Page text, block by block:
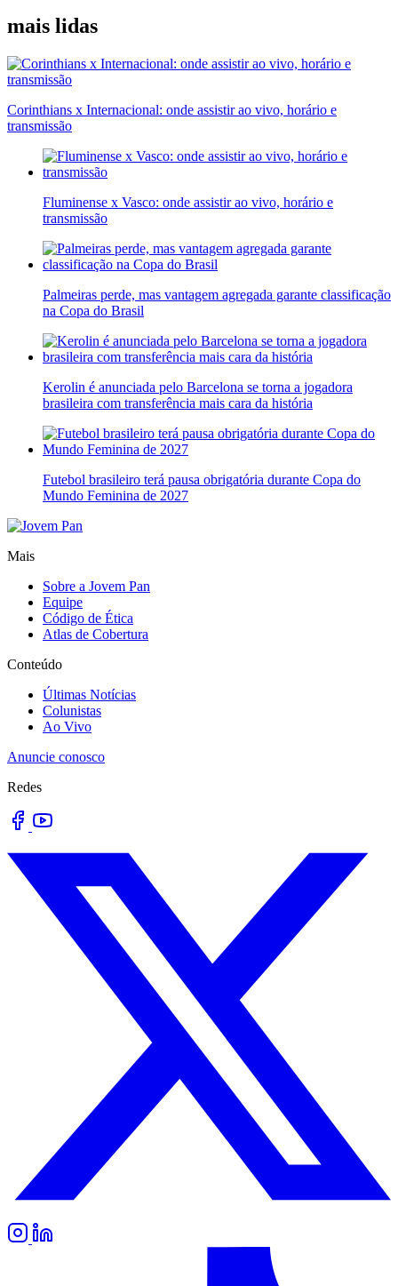
mais lidas
Corinthians x Internacional: onde assistir ao vivo, horário e
transmissão
Fluminense x Vasco: onde assistir ao vivo, horário e
transmissão
Palmeiras perde, mas vantagem agregada garante classificação
na Copa do Brasil
Kerolin é anunciada pelo Barcelona se torna a jogadora
brasileira com transferência mais cara da história
Futebol brasileiro terá pausa obrigatória durante Copa do
Mundo Feminina de 2027
Mais
Sobre a Jovem Pan
Equipe
Código de Ética
Atlas de Cobertura
Conteúdo
Últimas Notícias
Colunistas
Ao Vivo
Anuncie conosco
Redes